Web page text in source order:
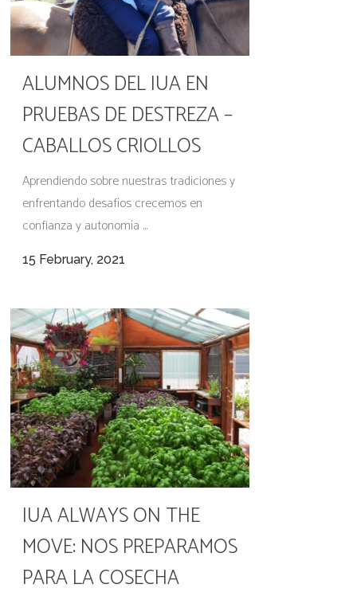
ALUMNOS DEL IUA EN
PRUEBAS DE DESTREZA –
CABALLOS CRIOLLOS
Aprendiendo sobre nuestras tradiciones y
enfrentando desafíos crecemos en
confianza y autonomía ...
15 February, 2021
IUA ALWAYS ON THE
MOVE: NOS PREPARAMOS
PARA LA COSECHA